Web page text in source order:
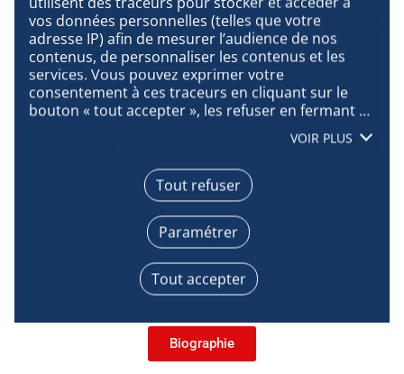
vos données personnelles (telles que votre
adresse IP) afin de mesurer l’audience de nos
contenus, de personnaliser les contenus et les
services. Vous pouvez exprimer votre
consentement à ces traceurs en cliquant sur le
bouton « tout accepter », les refuser en fermant
cette fenêtre à l’aide de la croix « continuer sans
accepter », ou vous informer sur le détail de
chaque finalité et exprimer votre choix pour
chacune d’entre elles en cliquant sur « paramétrer
». En cliquant sur « tout accepter », vous acceptez
que nous accédions à des informations stockées
sur votre terminal afin d’obtenir des données sur
notre audience, développer et améliorer nos
produits, assurer la sécurité, prévenir la fraude et
déboguer, diffuser techniquement le contenu,
sources de données hors ligne, relier différents
terminaux, recevoir et utiliser des caractéristiques
d’identification d’appareil envoyées
VOIR PLUS
Tout accepter
Tout refuser
Paramétrer
Les protagonistes
est directeur général de l’
et administrateur délégué des Explorations de Monaco.
Biographie
Robert Calcagno. Atoll d'Aldabra. 24-10-2022©Nicolas
Mathys_Zeppelin_MonacoExplorations